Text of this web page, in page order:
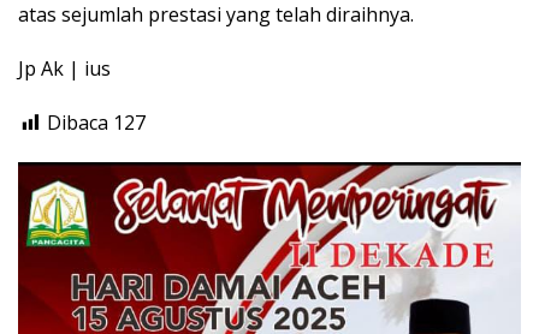
atas sejumlah prestasi yang telah diraihnya.
Jp Ak | ius
Dibaca 127